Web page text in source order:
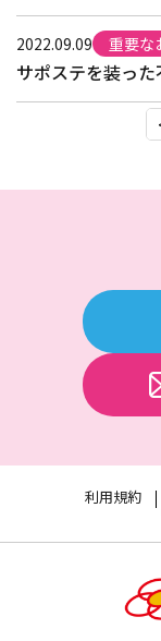
2022.09.09 重要な
サポステを装っ
ペ
利用規約